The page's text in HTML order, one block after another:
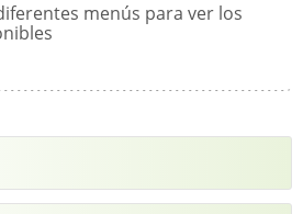
menús para ver los